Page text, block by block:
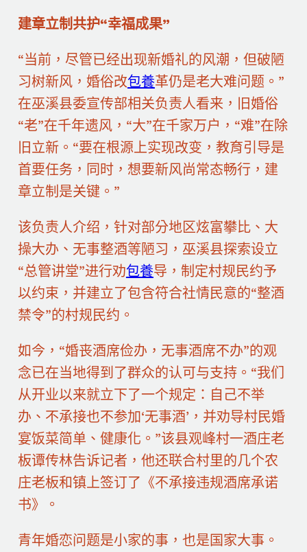
建章立制共护“幸福成果”
“当前，尽管已经出现新婚礼的风潮，但破陋
习树新风，婚俗改包養革仍是老大难问题。”
在巫溪县委宣传部相关负责人看来，旧婚俗
“老”在千年遗风，“大”在千家万户，“难”在除
旧立新。“要在根源上实现改变，教育引导是
首要任务，同时，想要新风尚常态畅行，建
章立制是关键。”
该负责人介绍，针对部分地区炫富攀比、大
操大办、无事整酒等陋习，巫溪县探索设立
“总管讲堂”进行劝包養导，制定村规民约予
以约束，并建立了包含符合社情民意的“整酒
禁令”的村规民约。
如今，“婚丧酒席俭办，无事酒席不办”的观
念已在当地得到了群众的认可与支持。“我们
从开业以来就立下了一个规定：自己不举
办、不承接也不参加‘无事酒’，并劝导村民婚
宴饭菜简单、健康化。”该县观峰村一酒庄老
板谭传林告诉记者，他还联合村里的几个农
庄老板和镇上签订了《不承接违规酒席承诺
书》。
青年婚恋问题是小家的事，也是国家大事。